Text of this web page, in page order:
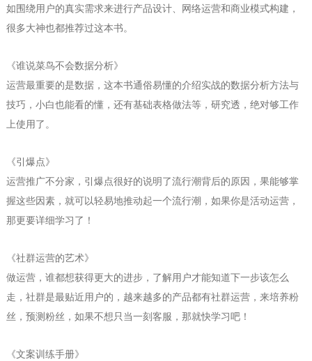
如围绕用户的真实需求来进行产品设计、网络运营和商业模式构建，
很多大神也都推荐过这本书 。
《谁说菜鸟不会数据分析》
运营最重要的是数据，这本书通俗易懂的介绍实战的数据分析方法与
技巧，小白也能看的懂，还有基础表格做法等，研究透，绝对够工作
上使用了 。
《引爆点》
运营推广不分家，引爆点很好的说明了流行潮背后的原因，果能够掌
握这些因素，就可以轻易地推动起一个流行潮，如果你是活动运营，
那更要详细学习了！
《社群运营的艺术》
做运营，谁都想获得更大的进步，了解用户才能知道下一步该怎么
走，社群是最贴近用户的，越来越多的产品都有社群运营，来培养粉
丝，预测粉丝，如果不想只当一刻客服，那就快学习吧！
《文案训练手册》